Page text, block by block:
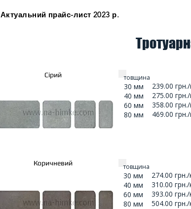
Актуальний прайс-лист 2023 р.
Сірий товщина
30 мм
40 мм
60 мм
80 мм
239.00
275.00
358.00
469.00
Коричневий товщина
30 мм
40 мм
60 мм
80 мм
274.00
310.00 грн./
393.00 грн./
504.00 грн./